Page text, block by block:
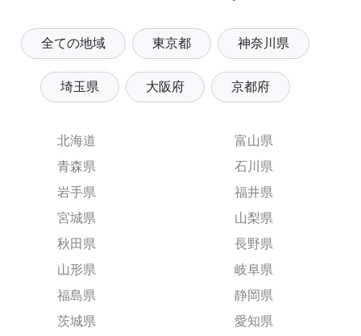
全ての地域 東京都 神奈川県
埼玉県 大阪府 京都府
北海道
青森県
岩手県
宮城県
秋田県
山形県
福島県
茨城県
富山県
石川県
福井県
山梨県
長野県
岐阜県
静岡県
愛知県